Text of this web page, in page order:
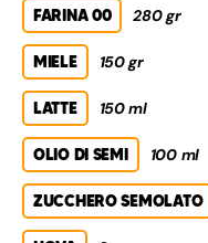
FARINA 00 280 gr
MIELE 150 gr
LATTE 150 ml
OLIO DI SEMI 100 ml
ZUCCHERO SEMOLATO